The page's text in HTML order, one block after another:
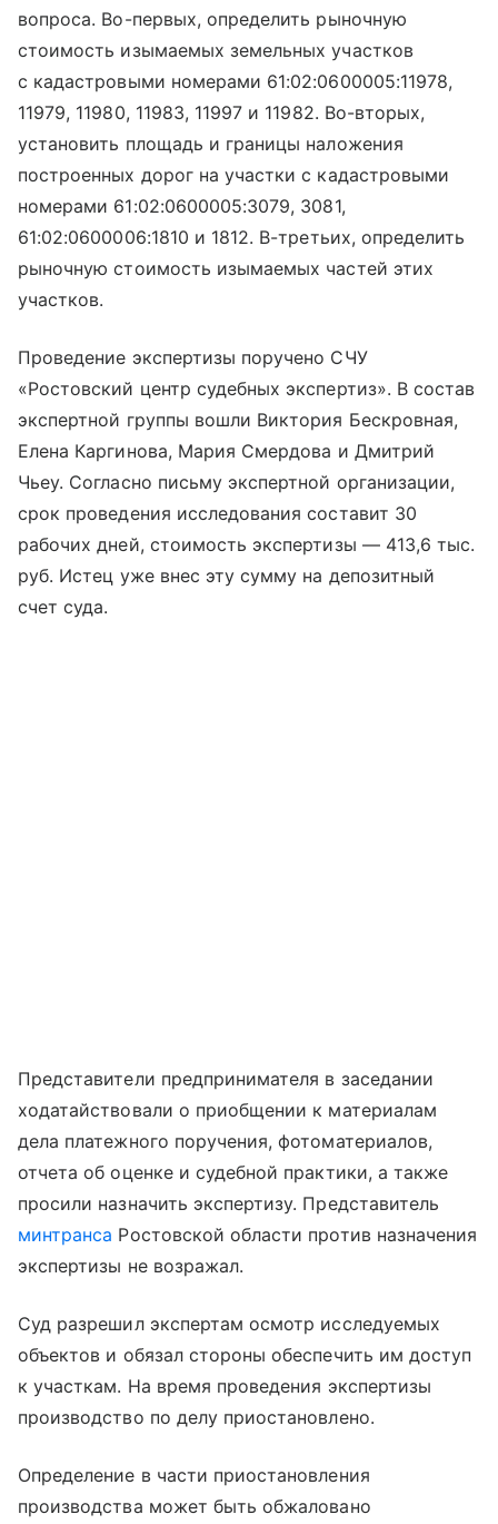
вопроса. Во-первых, определить рыночную
стоимость изымаемых земельных участков
с кадастровыми номерами 61:02:0600005:11978,
11979, 11980, 11983, 11997 и 11982. Во-вторых,
установить площадь и границы наложения
построенных дорог на участки с кадастровыми
номерами 61:02:0600005:3079, 3081,
61:02:0600006:1810 и 1812. В-третьих, определить
рыночную стоимость изымаемых частей этих
участков.
Проведение экспертизы поручено СЧУ
«Ростовский центр судебных экспертиз». В состав
экспертной группы вошли Виктория Бескровная,
Елена Каргинова, Мария Смердова и Дмитрий
Чьеу. Согласно письму экспертной организации,
срок проведения исследования составит 30
рабочих дней, стоимость экспертизы — 413,6 тыс.
руб. Истец уже внес эту сумму на депозитный
счет суда.
Представители предпринимателя в заседании
ходатайствовали о приобщении к материалам
дела платежного поручения, фотоматериалов,
отчета об оценке и судебной практики, а также
просили назначить экспертизу. Представитель
минтранса Ростовской области против назначения
экспертизы не возражал.
Суд разрешил экспертам осмотр исследуемых
объектов и обязал стороны обеспечить им доступ
к участкам. На время проведения экспертизы
производство по делу приостановлено.
Определение в части приостановления
производства может быть обжаловано